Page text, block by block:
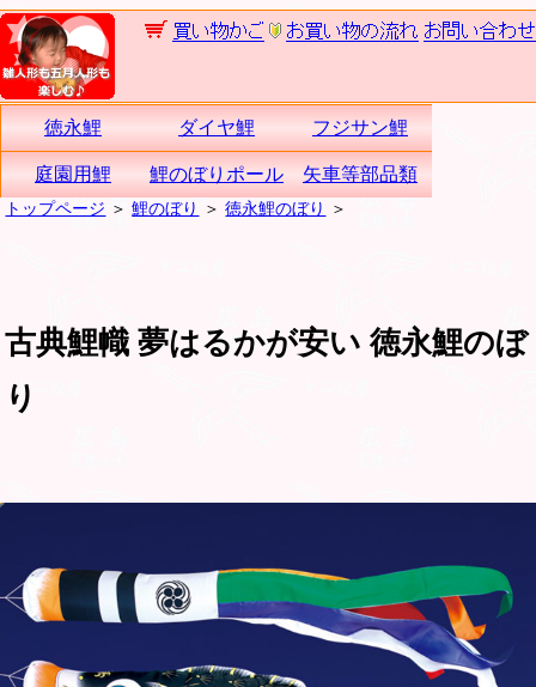
徳永鯉 ダイヤ鯉 フジサン鯉
庭園用鯉 鯉のぼりポール 矢車等部品類
トップページ ＞鯉のぼり ＞徳永鯉のぼり ＞
古典鯉幟 夢はるかが安い 徳永鯉のぼ
り